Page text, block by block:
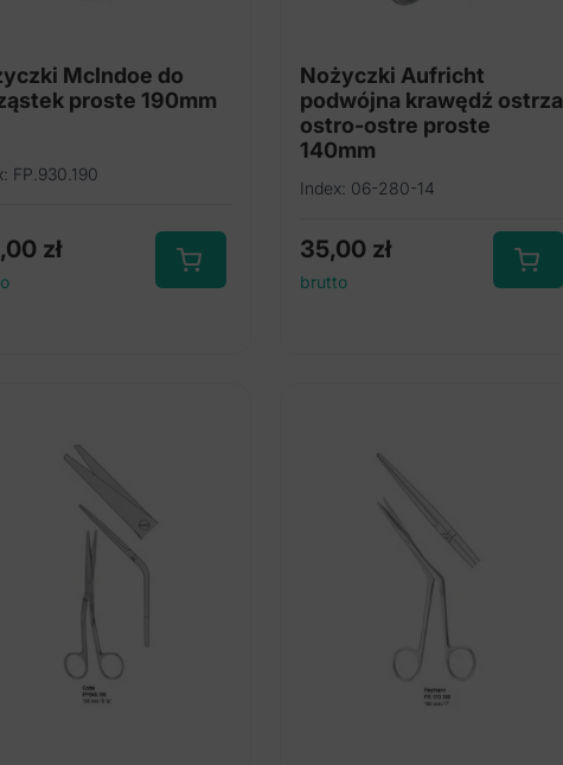
McIndoe do
proste 190mm
FP.930.190
zł
Nożyczki Aufricht
podwójna krawędź ostrza
ostro-ostre proste
140mm
Index: 06-280-14
35,00 zł
brutto